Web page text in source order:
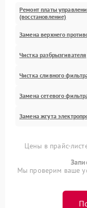
Ремонт платы
(восстановление)
Замена верхнего
Чистка разбрызгивателя
Чистка сливного
Замена сетевого
Замена жгута
Цены в прайс-
Мы проверим ваше